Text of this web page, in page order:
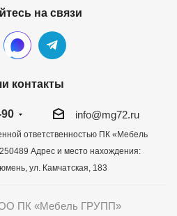
на связи
контакты
info@mg72.ru
ответственностью ПК «Мебель
Адрес и место нахождения:
ул. Камчатская, 183
ПК «Мебель ГРУПП»